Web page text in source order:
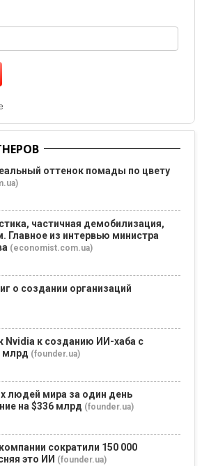
оттенок помады по цвету
частичная демобилизация,
из интервью министра
(economist.com.ua)
о создании организаций
Nvidia к созданию ИИ-хаба с
млрд (founder.ua)
людей мира за один день
на $336 млрд (founder.ua)
сократили 150 000
это ИИ (founder.ua)